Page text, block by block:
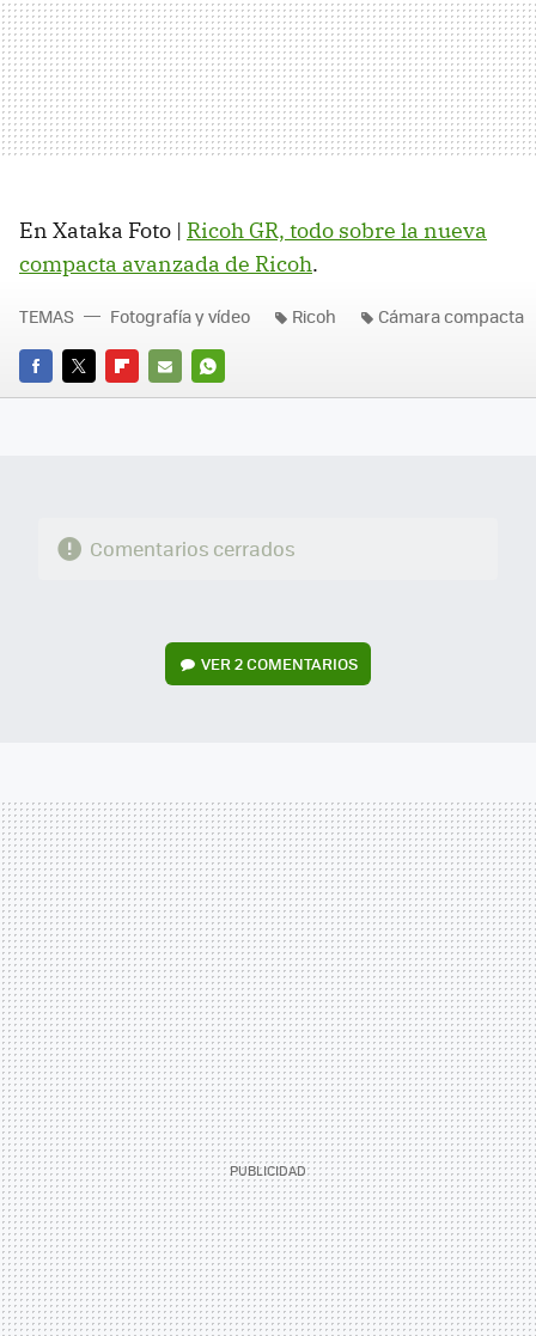
En Xataka Foto | Ricoh GR, todo sobre la nueva
compacta avanzada de Ricoh.
FACEBOOK
TWITTERFLIPBOARD
E-
WHATSAPP
TEMAS Fotografía y vídeo Ricoh Cámara compacta
Comentarios cerrados
VER2 COMENTARIOS